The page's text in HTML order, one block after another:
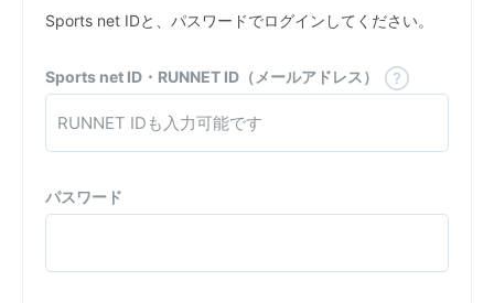
Sports net IDと、パスワードでログインしてください。
Sports net ID・RUNNET ID（メールアドレス）
パスワード